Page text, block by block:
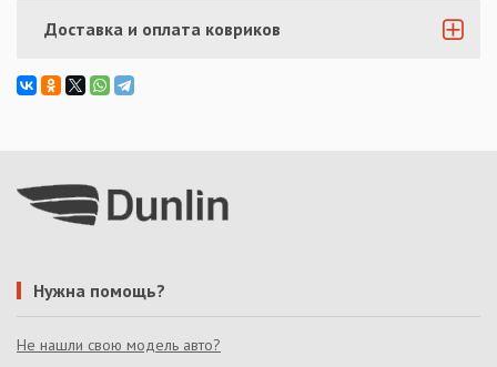
Доставка и оплата ковриков
Нужна помощь?
Не нашли свою модель авто?